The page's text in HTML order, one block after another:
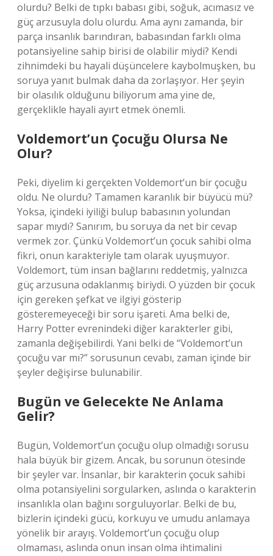
olurdu? Belki de tıpkı babası gibi, soğuk, acımasız ve
güç arzusuyla dolu olurdu. Ama aynı zamanda, bir
parça insanlık barındıran, babasından farklı olma
potansiyeline sahip birisi de olabilir miydi? Kendi
zihnimdeki bu hayali düşüncelere kaybolmuşken, bu
soruya yanıt bulmak daha da zorlaşıyor. Her şeyin
bir olasılık olduğunu biliyorum ama yine de,
gerçeklikle hayali ayırt etmek önemli.
Voldemort’un Çocuğu Olursa Ne
Olur?
Peki, diyelim ki gerçekten Voldemort’un bir çocuğu
oldu. Ne olurdu? Tamamen karanlık bir büyücü mü?
Yoksa, içindeki iyiliği bulup babasının yolundan
sapar mıydı? Sanırım, bu soruya da net bir cevap
vermek zor. Çünkü Voldemort’un çocuk sahibi olma
fikri, onun karakteriyle tam olarak uyuşmuyor.
Voldemort, tüm insan bağlarını reddetmiş, yalnızca
güç arzusuna odaklanmış biriydi. O yüzden bir çocuk
için gereken şefkat ve ilgiyi gösterip
gösteremeyeceği bir soru işareti. Ama belki de,
Harry Potter evrenindeki diğer karakterler gibi,
zamanla değişebilirdi. Yani belki de “Voldemort’un
çocuğu var mı?” sorusunun cevabı, zaman içinde bir
şeyler değişirse bulunabilir.
Bugün ve Gelecekte Ne Anlama
Gelir?
Bugün, Voldemort’un çocuğu olup olmadığı sorusu
hala büyük bir gizem. Ancak, bu sorunun ötesinde
bir şeyler var. İnsanlar, bir karakterin çocuk sahibi
olma potansiyelini sorgularken, aslında o karakterin
insanlıkla olan bağını sorguluyorlar. Belki de bu,
bizlerin içindeki gücü, korkuyu ve umudu anlamaya
yönelik bir arayış. Voldemort’un çocuğu olup
olmaması, aslında onun insan olma ihtimalini